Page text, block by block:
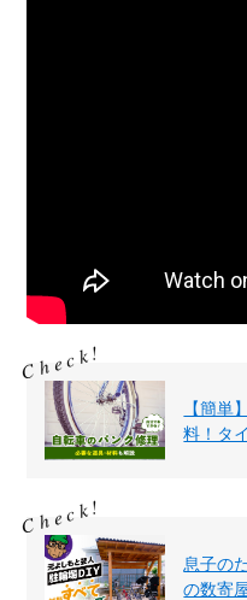
【簡単
料！タ
息子の
の数寄